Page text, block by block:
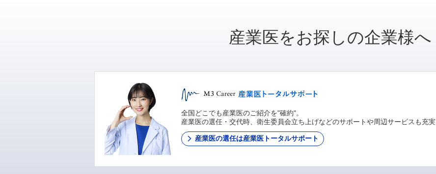
産業医をお探しの企業様へ
全国どこでも産業医のご紹介を"確約"。
産業医の選任・交代時、衛生委員会立ち上げなどのサポートや周辺サービスも充実
産業医の選任は産業医トータルサポート